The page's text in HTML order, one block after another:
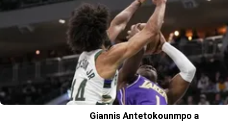
Giannis Antetokounmpo a